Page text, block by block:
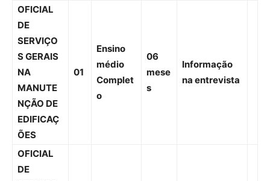
OFICIAL
DE
SERVIÇO
S GERAIS
NA
MANUTE
NÇÃO DE
EDIFICAÇ
ÕES
01
Ensino
médio
Complet
o
06
mese
s
Informação
na entrevista
OFICIAL
DE